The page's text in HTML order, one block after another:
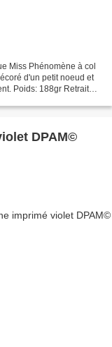
Miss Phénomène à col
d'un petit noeud et
Poids: 188gr Retrait
DPAM©